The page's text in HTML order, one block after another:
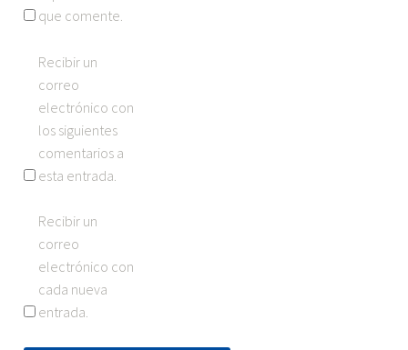
que comente.
Recibir un
correo
electrónico con
los siguientes
comentarios a
esta entrada.
Recibir un
correo
electrónico con
cada nueva
entrada.